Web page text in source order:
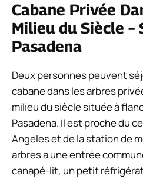
Cabane Privée
Milieu du Siècle –
Pasadena
Deux personnes peuvent
cabane dans les arbres
milieu du siècle située à
Pasadena. Il est proche du
Angeles et de la station de
arbres a une entrée
canapé-lit, un petit